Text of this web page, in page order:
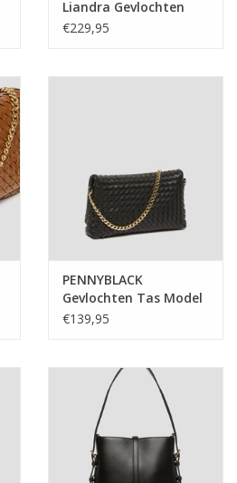
Liandra Gevlochten
Butter
€229,95
PENNYBLACK
Gevlochten Tas Model
Fuxia Black
€139,95